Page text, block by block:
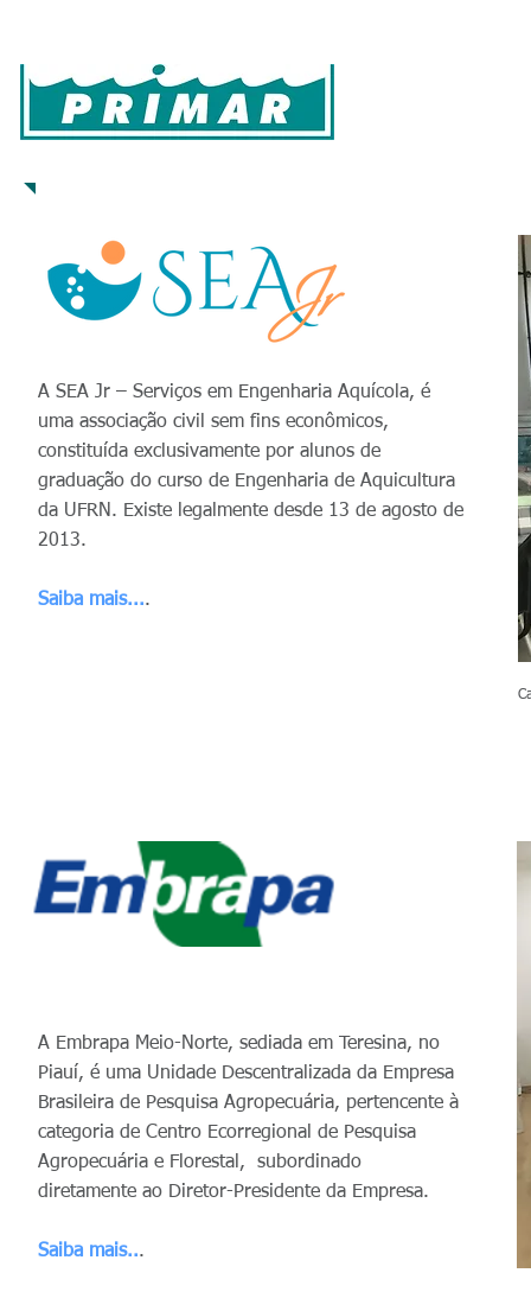
A SEA Jr – Serviços em Engenharia Aquícola, é
uma associação civil sem fins econômicos,
constituída exclusivamente por alunos de
graduação do curso de Engenharia de Aquicultura
da UFRN. Existe legalmente desde 13 de agosto de
2013.
Saiba mais....
A Embrapa Meio-Norte, sediada em Teresina, no
Piauí, é uma Unidade Descentralizada da Empresa
Brasileira de Pesquisa Agropecuária, pertencente à
categoria de Centro Ecorregional de Pesquisa
Agropecuária e Florestal, subordinado
diretamente ao Diretor-Presidente da Empresa.
Saiba mais...